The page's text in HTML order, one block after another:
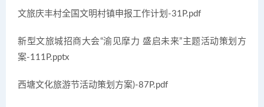
文旅庆丰村全国文明村镇申报工作计划-31P.pdf
新型文旅城招商大会“渝见摩力 盛启未来”主题活动策划方
案-111P.pptx
西塘文化旅游节活动策划方案)-87P.pdf